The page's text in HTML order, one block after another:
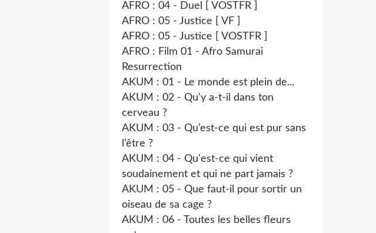
AFRO : 04 - Duel [ VOSTFR ]
AFRO : 05 - Justice [ VF ]
AFRO : 05 - Justice [ VOSTFR ]
AFRO : Film 01 - Afro Samurai
Resurrection
AKUM : 01 - Le monde est plein de...
AKUM : 02 - Qu'y a-t-il dans ton
cerveau ?
AKUM : 03 - Qu’est-ce qui est pur sans
l’être ?
AKUM : 04 - Qu'est-ce qui vient
soudainement et qui ne part jamais ?
AKUM : 05 - Que faut-il pour sortir un
oiseau de sa cage ?
AKUM : 06 - Toutes les belles fleurs